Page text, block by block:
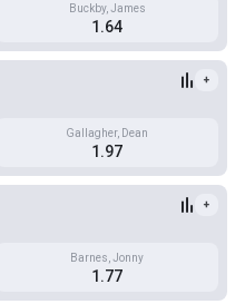
Buckby, James
1.64
+
Gallagher, Dean
1.97
+
Barnes, Jonny
1.77